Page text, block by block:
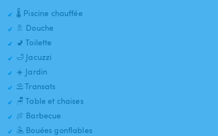
🌡️ Piscine chauffée
🚿 Douche
🚽 Toilette
🛁 Jacuzzi
☀️ Jardin
⛱️ Transats
🪑 Table et chaises
🍖 Barbecue
🤽 Bouées gonflables